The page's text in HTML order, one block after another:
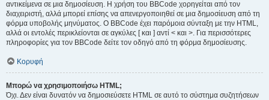
αντικείμενα σε μια δημοσίευση. Η χρήση του BBCode χορηγείται από τον
διαχειριστή, αλλά μπορεί επίσης να απενεργοποιηθεί σε μια δημοσίευση από τη
φόρμα υποβολής μηνύματος. Ο BBCode έχει παρόμοια σύνταξη με την HTML,
αλλά οι εντολές περικλείονται σε αγκύλες [ και ] αντί < και >. Για περισσότερες
πληροφορίες για τον BBCode δείτε τον οδηγό από τη φόρμα δημοσίευσης.
Κορυφή
Μπορώ να χρησιμοποιήσω HTML;
Όχι. Δεν είναι δυνατόν να δημοσιεύσετε HTML σε αυτό το σύστημα συζητήσεων